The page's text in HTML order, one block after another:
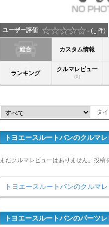
ユーザー評価 - ( - 件)
総合 カスタム情報
ランキング
クルマレビュー
(0)
トヨエースルートバンのクルマ
まだクルマレビューはありません。投稿
トヨエースルートバンのクルマ
トヨエースルートバンのパーツ